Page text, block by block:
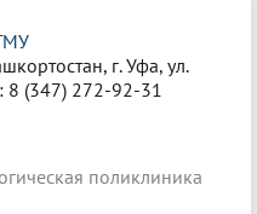
г. Уфа, ул.
8 (347) 272-92-31
поликлиника